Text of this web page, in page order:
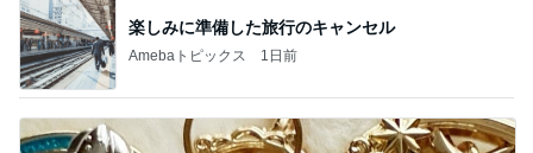
楽しみに準備した旅行のキャンセル
Amebaトピックス 1日前